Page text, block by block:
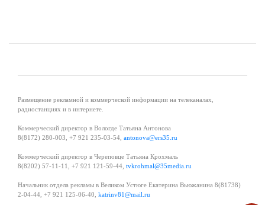
Размещение рекламной и коммерческой информации на телеканалах,
радиостанциях и в интернете.
Коммерческий директор в Вологде Татьяна Антонова
8(8172) 280-003, +7 921 235-03-54, antonova@ers35.ru
Коммерческий директор в Череповце Татьяна Крохмаль
8(8202) 57-11-11, +7 921 121-59-44, tvkrohmal@35media.ru
Начальник отдела рекламы в Великом Устюге Екатерина Вьюжанина 8(81738)
2-04-44, +7 921 125-06-40, katrinv81@mail.ru